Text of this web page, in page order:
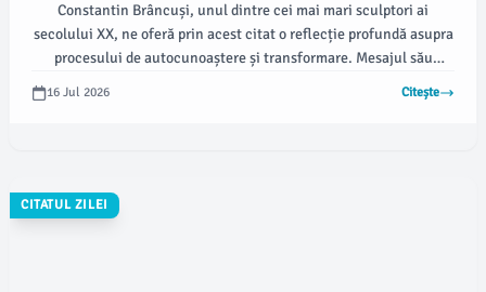
Constantin Brâncuși, unul dintre cei mai mari sculptori ai
secolului XX, ne oferă prin acest citat o reflecție profundă asupra
procesului de autocunoaștere și transformare. Mesajul său
îndeamnă la autenticitate și la explorarea potențialului interior,
16 Jul 2026 Citește
CITATUL ZILEI